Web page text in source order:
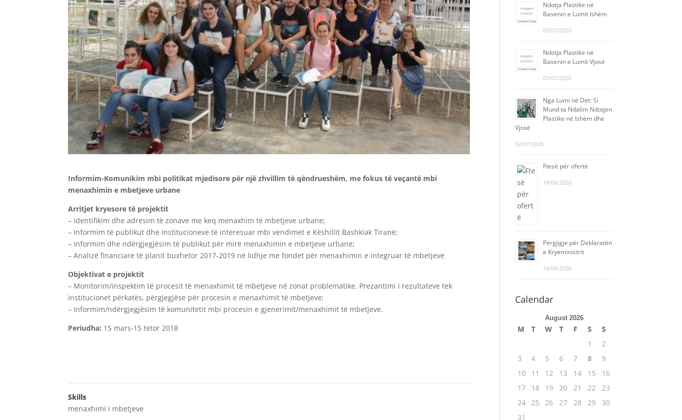
Informim-Komunikim mbi politikat mjedisore për një zhvillim të qëndrueshëm, me fokus të veçantë mbi
menaxhimin e mbetjeve urbane
Arritjet kryesore të projektit
– Identifikim dhe adresim të zonave me keq menaxhim të mbetjeve urbane;
– Informim të publikut dhe institucioneve të interesuar mbi vendimet e Këshillit Bashkiak Tiranë;
– Informim dhe ndërgjegjësim të publikut për mirë menaxhimin e mbetjeve urbane;
– Analizë financiare të planit buxhetor 2017-2019 në lidhje me fondet për menaxhimin e integruar të mbetjeve
Objektivat e projektit
– Monitorim/inspektim të procesit të menaxhimit të mbetjeve në zonat problematike. Prezantimi i rezultateve tek
institucionet përkatës, përgjegjëse për procesin e menaxhimit të mbetjeve;
– Informim/ndërgjegjësim të komunitetit mbi procesin e gjenerimit/menaxhimit të mbetjeve.
Periudha: 15 mars-15 tetor 2018
Skills
menaxhimi i mbetjeve
Ndotja Plastike në
Basenin e Lumit Ishëm
03/07/2026
Ndotja Plastike në
Basenin e Lumit Vjosë
03/07/2026
Nga Lumi në Det: Si
Mund ta Ndalim Ndotjen
Plastike në Ishëm dhe
Vjosë
02/07/2026
Ftesë për ofertë
19/06/2026
Përgjigje për Deklaratën
e Kryeministrit
16/06/2026
Calendar
August 2026
M T W T F S
S
1
2
3
4 5 6 7 8
9
10
11 12 13 14 15
16
17
18 19 20 21 22
23
24 25 26 27 28 29
30
31